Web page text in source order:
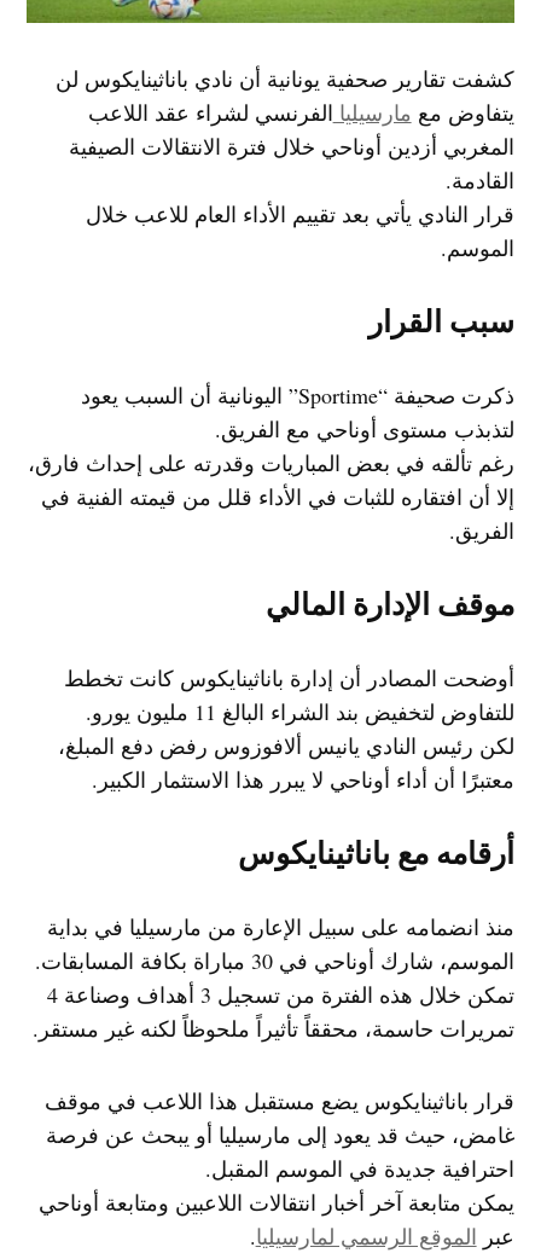
كشفت تقارير صحفية يونانية أن نادي باناثينايكوس لن
يتفاوض مع مارسيليا الفرنسي لشراء عقد اللاعب
المغربي أزدين أوناحي خلال فترة الانتقالات الصيفية
القادمة.
قرار النادي يأتي بعد تقييم الأداء العام للاعب خلال
الموسم.
سبب القرار
ذكرت صحيفة “Sportime” اليونانية أن السبب يعود
لتذبذب مستوى أوناحي مع الفريق.
رغم تألقه في بعض المباريات وقدرته على إحداث فارق،
إلا أن افتقاره للثبات في الأداء قلل من قيمته الفنية في
الفريق.
موقف الإدارة المالي
أوضحت المصادر أن إدارة باناثينايكوس كانت تخطط
للتفاوض لتخفيض بند الشراء البالغ 11 مليون يورو.
لكن رئيس النادي يانيس ألافوزوس رفض دفع المبلغ،
معتبرًا أن أداء أوناحي لا يبرر هذا الاستثمار الكبير.
أرقامه مع باناثينايكوس
منذ انضمامه على سبيل الإعارة من مارسيليا في بداية
الموسم، شارك أوناحي في 30 مباراة بكافة المسابقات.
تمكن خلال هذه الفترة من تسجيل 3 أهداف وصناعة 4
تمريرات حاسمة، محققاً تأثيراً ملحوظاً لكنه غير مستقر.
قرار باناثينايكوس يضع مستقبل هذا اللاعب في موقف
غامض، حيث قد يعود إلى مارسيليا أو يبحث عن فرصة
احترافية جديدة في الموسم المقبل.
يمكن متابعة آخر أخبار انتقالات اللاعبين ومتابعة أوناحي
عبر الموقع الرسمي لمارسيليا.